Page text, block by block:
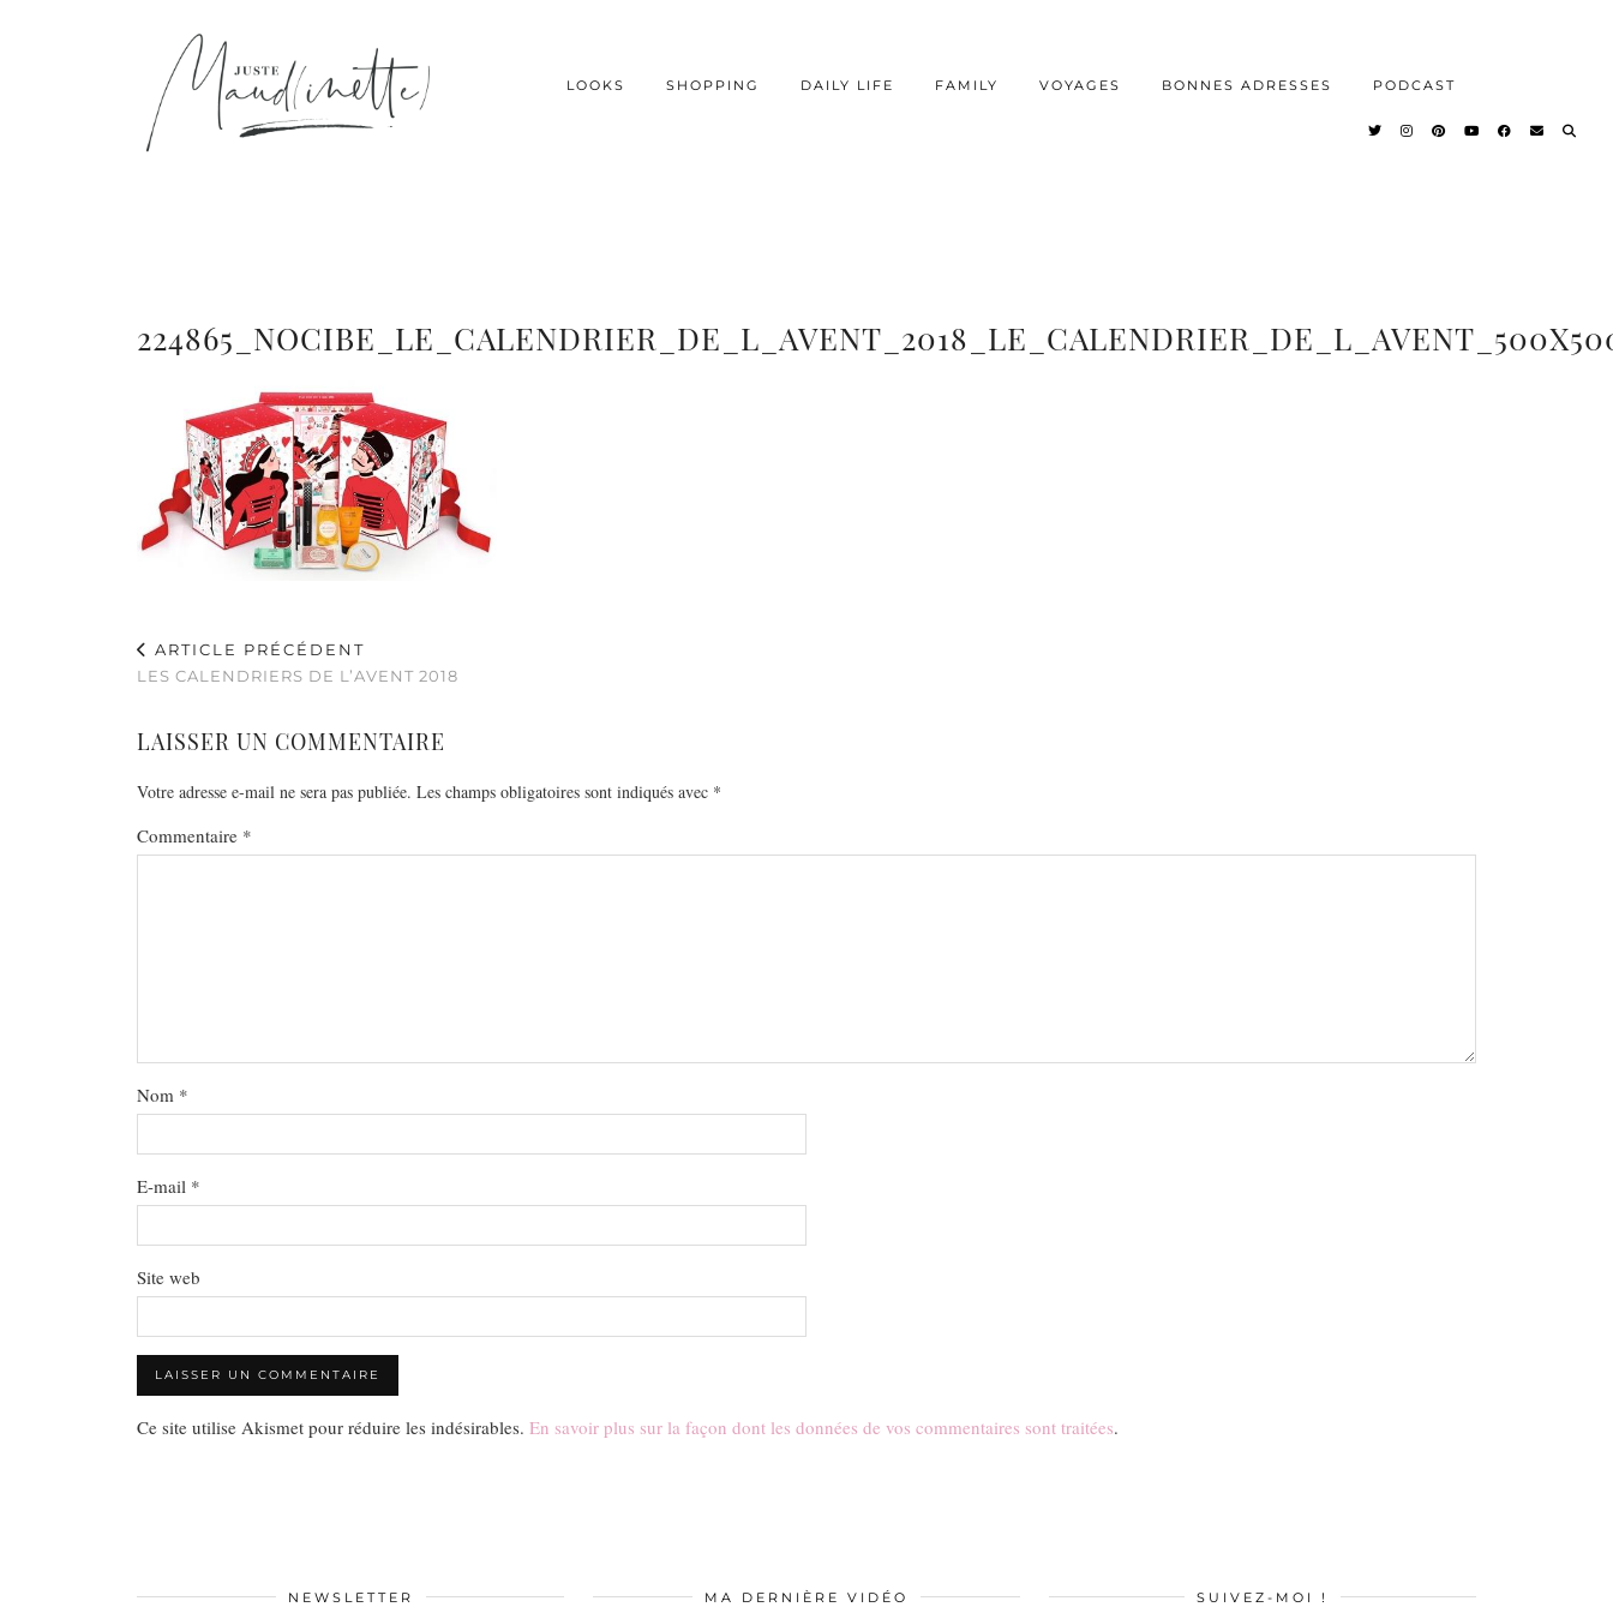
LOOKS SHOPPING DAILY LIFE FAMILY VOYAGES BONNES ADRESSES PODCAST
ARTICLE PRÉCÉDENT
LES CALENDRIERS DE L’AVENT 2018
LAISSER UN COMMENTAIRE
Votre adresse e-mail ne sera pas publiée. Les champs obligatoires sont indiqués avec *
Commentaire *
Nom *
E-mail *
Site web
Ce site utilise Akismet pour réduire les indésirables. En savoir plus sur la façon dont les données de vos commentaires sont traitées.
NEWSLETTER MA DERNIÈRE VIDÉO SUIVEZ-MOI !